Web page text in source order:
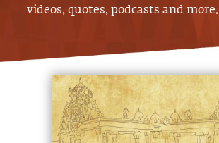
videos, quotes, podcasts and more.